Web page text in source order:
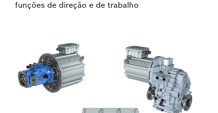
funções de direção e de trabalho